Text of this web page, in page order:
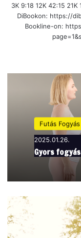
3K 9:18 12K 42:15
DiBookon: https://
Bookline-on:
Futás Fogyás
2025.01.26.
Gyors
M
e
g
é